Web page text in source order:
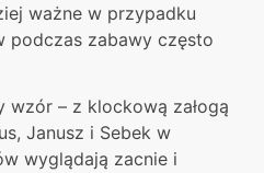
ważne w przypadku
podczas zabawy często
wzór – z klockową załogą
Janusz i Sebek w
wyglądają zacnie i